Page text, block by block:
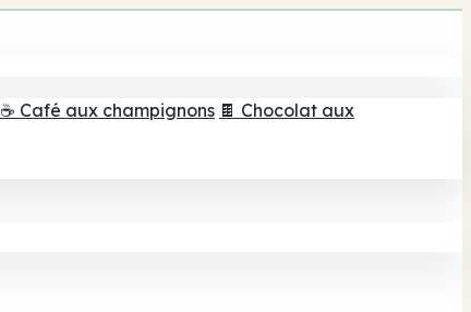
☕ Café aux champignons 🍫 Chocolat aux